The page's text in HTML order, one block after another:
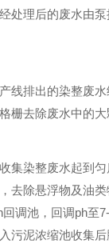
处理后的废水由
线排出的染整废
栅去除废水中的
集染整废水起到
去除悬浮物及油
调池，回调ph至
污泥浓缩池收集